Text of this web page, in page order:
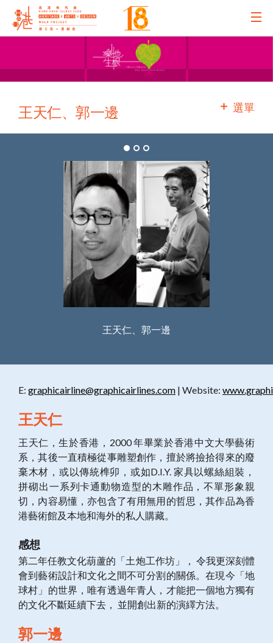
主辦機構
選單
王天仁、郭一邊
王天仁、郭一邊
E: graphicairline@graphicairlines.com | Website:
王天仁
王天仁，生於香港，2000 年畢業於香港中文大學藝術
系，其後一直積極從事雕塑創作，擅於將撿拾得來的廢
棄木材，或以傳統榫卯，或如D.I.Y. 家具以螺絲組裝，
拼砌出一系列卡通動物造型的木雕作品，不單形象親
切，內容易懂，亦包含了有用無用的哲思，其作品為香
港藝術館及本地和海外的私人購藏。
感想
第二年任教文化葫蘆的「土炮工作坊」， 令我更深刻體
會到藝術設計和文化之間不可分割的關係。在現今「地
球村」的世界，唯有透過年青人，才能把一個地方獨有
的文化不斷延續下去， 並開創出新的演繹方法。
郭一邊